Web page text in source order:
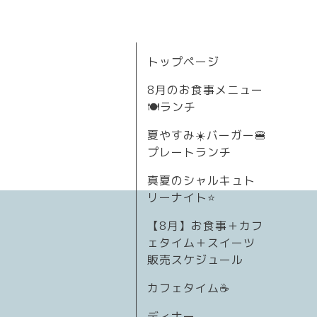
トップページ
8月のお食事メニュー
🍽ランチ
夏やすみ☀️バーガー🍔
プレートランチ
真夏のシャルキュト
リーナイト⭐
【8月】お食事＋カフ
ェタイム＋スイーツ
販売スケジュール
カフェタイム☕️